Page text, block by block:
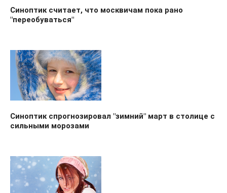
Синоптик считает, что москвичам пока рано
"переобуваться"
Синоптик спрогнозировал "зимний" март в столице с
сильными морозами